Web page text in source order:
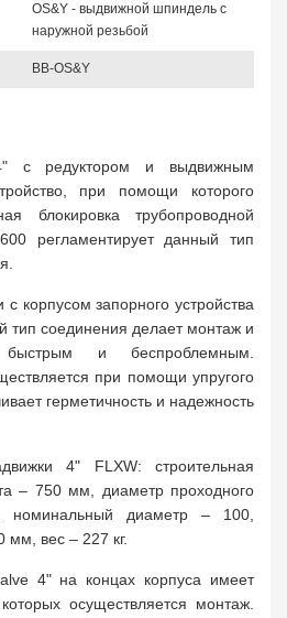
OS&Y - выдвижной шпиндель с
наружной резьбой
BB-OS&Y
с редуктором и выдвижным
при помощи которого
блокировка трубопроводной
регламентирует данный тип
корпусом запорного устройства
тип соединения делает монтаж и
и беспроблемным.
при помощи упругого
герметичность и надежность
4" FLXW: строительная
– 750 мм, диаметр проходного
диаметр – 100,
мм, вес – 227 кг.
4" на концах корпуса имеет
осуществляется монтаж.